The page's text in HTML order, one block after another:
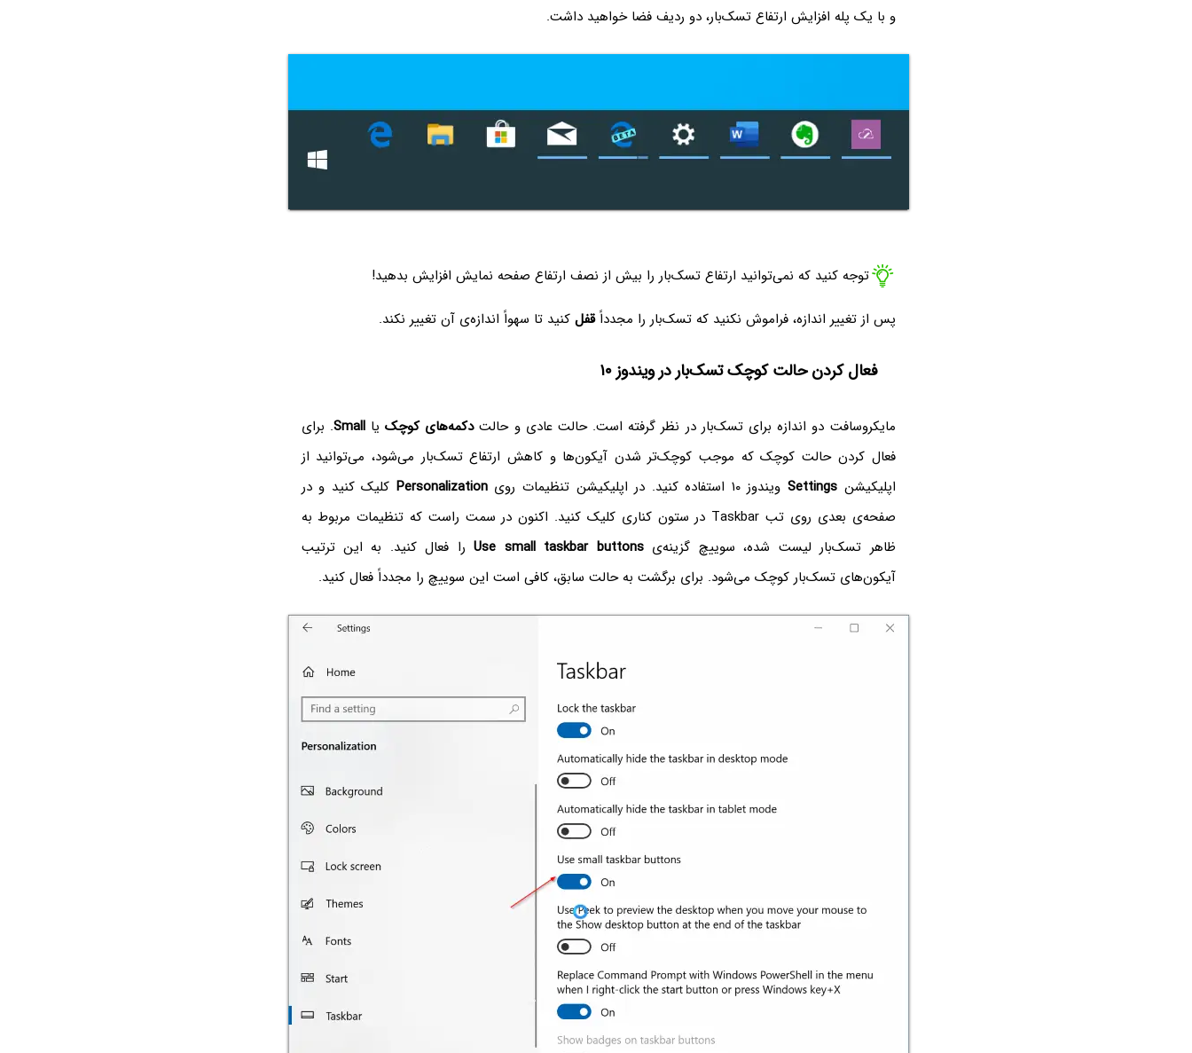
و با یک پله افزایش ارتفاع تسک‌بار، دو ردیف فضا خواهید داشت.
توجه کنید که نمی‌توانید ارتفاع تسک‌بار را بیش از نصف ارتفاع صفحه نمایش افزایش بدهید!
پس از تغییر اندازه، فراموش نکنید که تسک‌بار را مجدداًقفل کنید تا سهواً اندازه‌ی آن تغییر نکند.
فعال کردن حالت کوچک تسک‌بار در ویندوز ۱۰
مایکروسافت دو اندازه برای تسک‌بار در نظر گرفته است. حالت عادی و حالتدکمه‌های کوچکیاSmall. برای
فعال کردن حالت کوچک که موجب کوچک‌تر شدن آیکون‌ها و کاهش ارتفاع تسک‌بار می‌شود، می‌توانید از
اپلیکیشنSettings ویندوز ۱۰ استفاده کنید. در اپلیکیشن تنظیمات روی Personalization کلیک کنید و در
صفحه‌ی بعدی روی تب Taskbar در ستون کناری کلیک کنید. اکنون در سمت راست که تنظیمات مربوط به
ظاهر تسک‌بار لیست شده، سوییچ گزینه‌یUse small taskbar buttonsرا فعال کنید. به این ترتیب
آیکون‌های تسک‌بار کوچک می‌شود. برای برگشت به حالت سابق، کافی است این سوییچ را مجدداً فعال کنید.